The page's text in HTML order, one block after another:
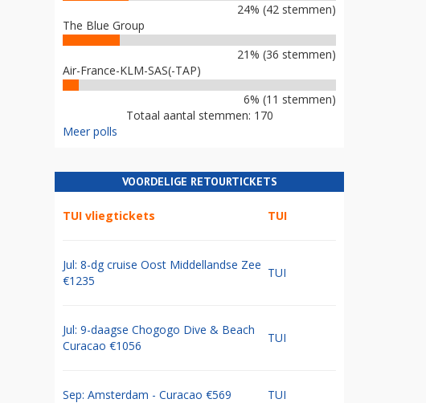
24% (42 stemmen)
The Blue Group
21% (36 stemmen)
Air-France-KLM-SAS(-TAP)
6% (11 stemmen)
Totaal aantal stemmen: 170
Meer polls
VOORDELIGE RETOURTICKETS
TUI vliegtickets TUI
Jul: 8-dg cruise Oost Middellandse Zee
€1235
TUI
Jul: 9-daagse Chogogo Dive & Beach
Curacao €1056
TUI
Sep: Amsterdam - Curacao €569 TUI